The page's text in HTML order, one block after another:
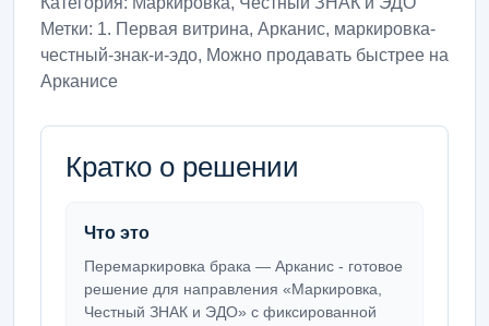
Метки: 1. Первая витрина, Арканис, маркировка-
честный-знак-и-эдо, Можно продавать быстрее на
Арканисе
Кратко о решении
Что это
Перемаркировка брака — Арканис - готовое
решение для направления «Маркировка,
Честный ЗНАК и ЭДО» с фиксированной